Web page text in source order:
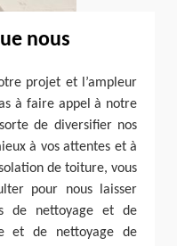
nous
projet et l’ampleur
à faire appel à notre
de diversifier nos
à vos attentes et à
de toiture, vous
pour nous laisser
de nettoyage et de
et de nettoyage de